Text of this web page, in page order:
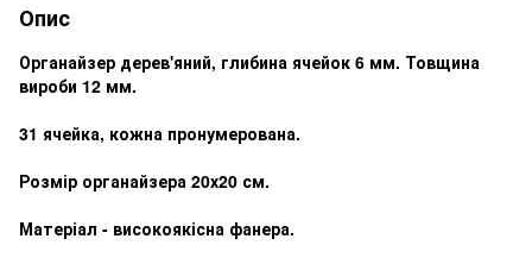
Опис
Органайзер дерев'яний, глибина ячейок 6 мм. Товщина
вироби 12 мм.
31 ячейка, кожна пронумерована.
Розмір органайзера 20х20 см.
Матеріал - високоякісна фанера.